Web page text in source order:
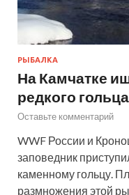
РЫБАЛКА
На Камчатке
редкого гольца
Оставьте комментарий
WWF России и
заповедник
каменному гольцу.
размножения этой